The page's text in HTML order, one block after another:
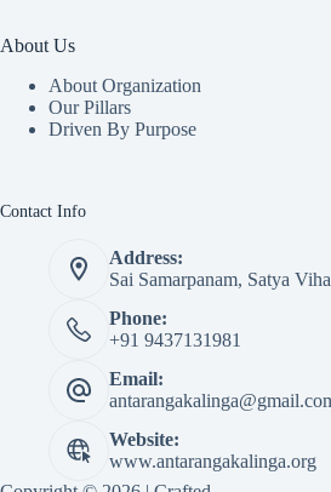
About Us
About Organization
Our Pillars
Driven By Purpose​
Contact Info
Address:
Sai Samarpanam, Satya
Phone:
+91 9437131981
Email:
Website:
www.antarangakalinga.org